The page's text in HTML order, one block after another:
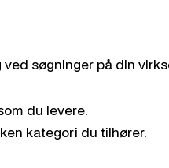
søgninger på din
du levere.
kategori du tilhører.